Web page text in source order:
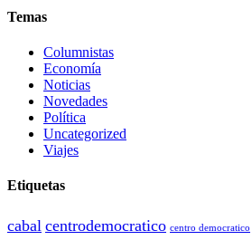
Temas
Columnistas
Economía
Noticias
Novedades
Política
Uncategorized
Viajes
Etiquetas
cabal centrodemocratico centro democratico